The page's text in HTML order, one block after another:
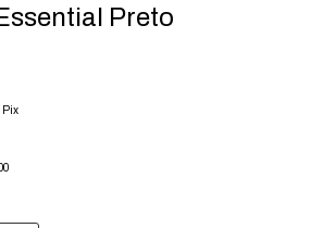
Preto
Pix